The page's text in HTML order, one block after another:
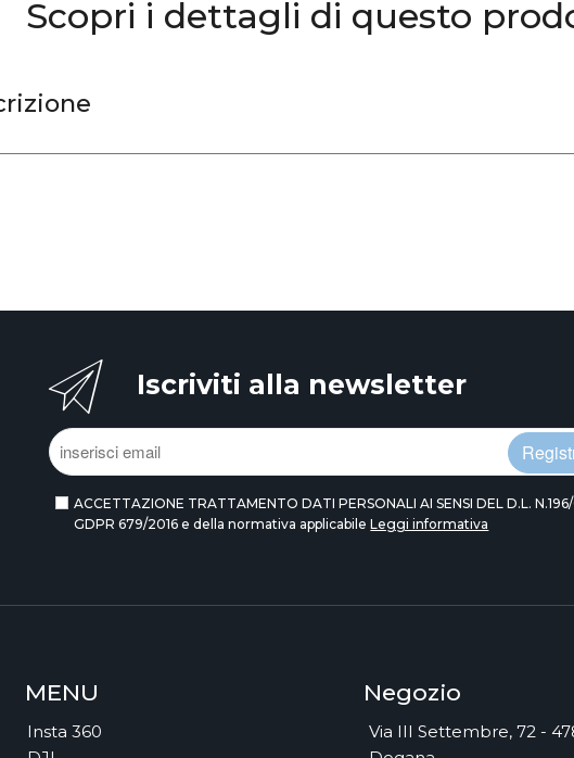
Scopri i dettagli di questo
Iscriviti alla newsletter
ACCETTAZIONE TRATTAMENTO DATI PERSONALI AI SENSI DEL D.L.
GDPR 679/2016 e della normativa applicabileLeggi informativa
MENU
Insta 360
Negozio
Via III Settembre, 72 -